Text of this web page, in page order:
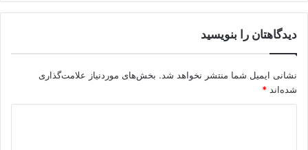
دیدگاهتان را بنویسید
نشانی ایمیل شما منتشر نخواهد شد. بخش‌های موردنیاز علامت‌گذاری
شده‌اند *